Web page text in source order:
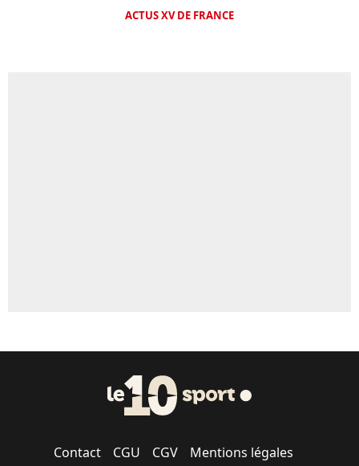
ACTUS XV DE FRANCE
Contact CGU CGV Mentions légales